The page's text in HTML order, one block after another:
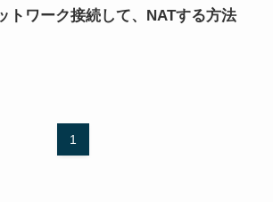
トワーク接続して、NATする方法
1